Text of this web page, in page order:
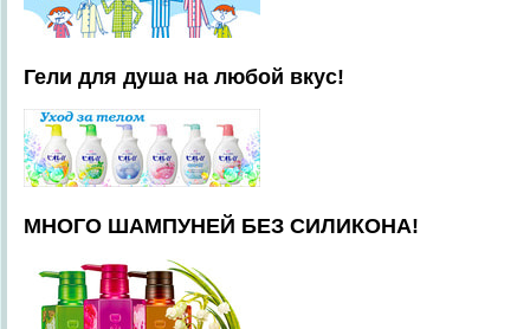
Гели для душа на любой вкус!
МНОГО ШАМПУНЕЙ БЕЗ СИЛИКОНА!